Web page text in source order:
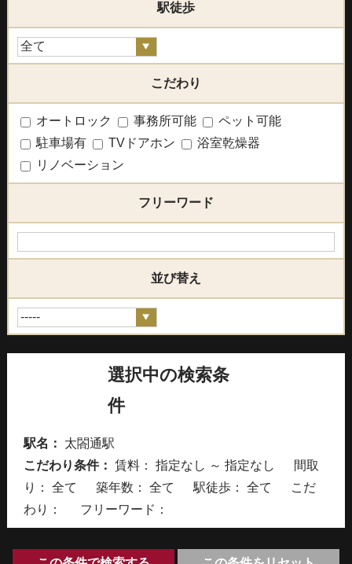
駅徒歩
こだわり
オートロック 事務所可能
ペット可能
駐車場有
TVドアホン
浴室乾燥器
リノベーション
フリーワード
並び替え
選択中の検索条
件
駅名：
太閤通駅
こだわり条件： 賃料： 指定なし ～ 指定なし 間取
り：全て 築年数：全て 駅徒歩：全て
こだ
わり： フリーワード：